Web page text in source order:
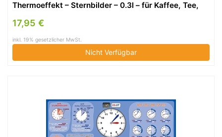
Thermoeffekt – Sternbilder – 0.3l – für Kaffee, Tee,
Kakao, Milch, Wasser etc.
17,95 €
inkl. 19% gesetzlicher MwSt.
Nicht Verfügbar